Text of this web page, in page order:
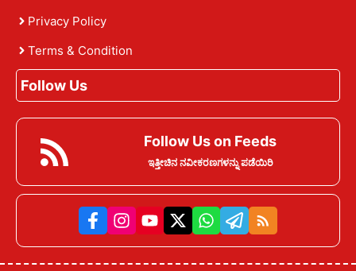
Privacy Policy
Terms & Condition
Follow Us
Follow Us on Feeds
ಇತ್ತೀಚಿನ ನವೀಕರಣಗಳನ್ನು ಪಡೆಯಿರಿ